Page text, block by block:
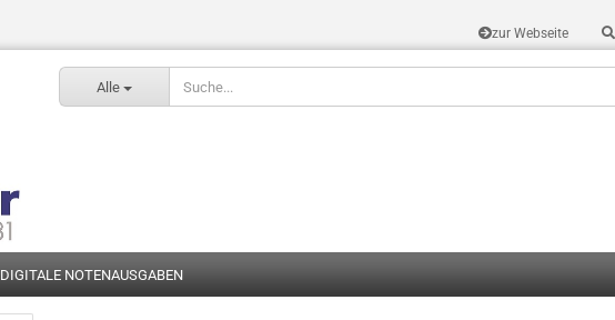
zur Webseite
Alle
DIGITALE NOTENAUSGABEN